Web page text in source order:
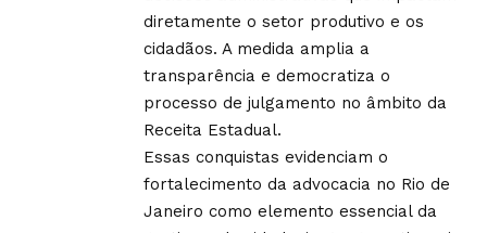
diretamente o setor produtivo e os
cidadãos. A medida amplia a
transparência e democratiza o
processo de julgamento no âmbito da
Receita Estadual.
Essas conquistas evidenciam o
fortalecimento da advocacia no Rio de
Janeiro como elemento essencial da